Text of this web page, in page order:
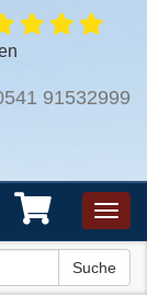
91532999
Suche